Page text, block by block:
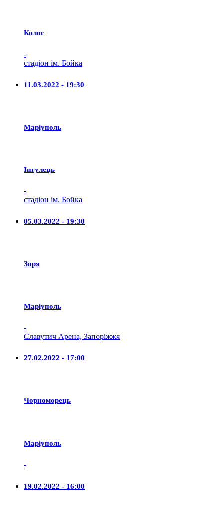
Колос
-
стадіон ім. Бойка
11.03.2022 - 19:30
Маріуполь
Iнгулець
-
стадіон ім. Бойка
05.03.2022 - 19:30
Зоря
Маріуполь
-
Славутич Арена, Запоріжжя
27.02.2022 - 17:00
Чорноморець
Маріуполь
-
19.02.2022 - 16:00